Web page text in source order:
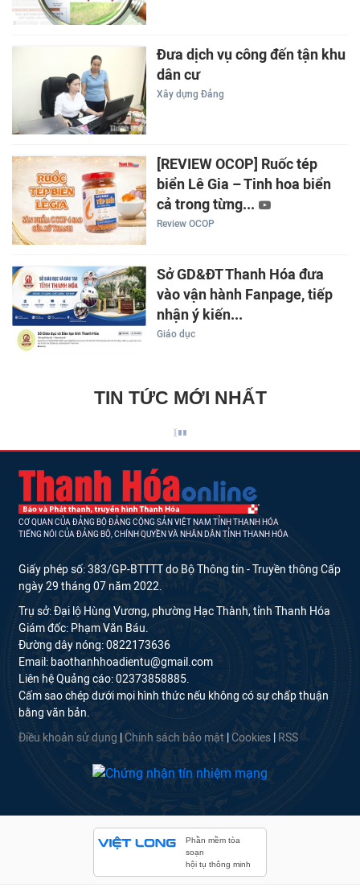
Đưa dịch vụ công đến tận khu
dân cư
Xây dựng Đảng
[REVIEW OCOP] Ruốc tép
biển Lê Gia – Tinh hoa biển
cả trong từng...
Review OCOP
Sở GD&ĐT Thanh Hóa đưa
vào vận hành Fanpage, tiếp
nhận ý kiến...
Giáo dục
TIN TỨC MỚI NHẤT
CƠ QUAN CỦA ĐẢNG BỘ ĐẢNG CỘNG SẢN VIỆT NAM TỈNH THANH HÓA
TIẾNG NÓI CỦA ĐẢNG BỘ, CHÍNH QUYỀN VÀ NHÂN DÂN TỈNH THANH HÓA
Giấy phép số: 383/GP-BTTTT do Bộ Thông tin - Truyền thông Cấp
ngày 29 tháng 07 năm 2022.
Trụ sở: Đại lộ Hùng Vương, phường Hạc Thành, tỉnh Thanh Hóa
Giám đốc: Phạm Văn Báu.
Đường dây nóng: 0822173636
Email: baothanhhoadientu@gmail.com
Liên hệ Quảng cáo: 02373858885.
Cấm sao chép dưới mọi hình thức nếu không có sự chấp thuận
bằng văn bản.
Điều khoản sử dụng Chính sách bảo mật Cookies RSS
Phần mềm tòa
soạn
hội tụ thông minh